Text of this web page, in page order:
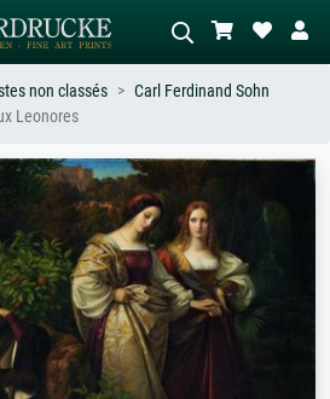
style –
Décrivez la scène – ex. prairie verte,
abstrait avec beaucoup de rouge,
tableau sombre, nu debout près d'un
arbre.
non classés
Carl Ferdinand Sohn
Leonores